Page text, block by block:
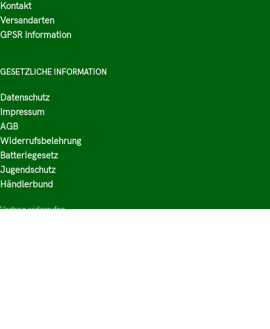
Kontakt
Versandarten
GPSR Information
GESETZLICHE INFORMATION
Datenschutz
Impressum
AGB
Widerrufsbelehrung
Batteriegesetz
Jugendschutz
Händlerbund
Vertrag widerrufen